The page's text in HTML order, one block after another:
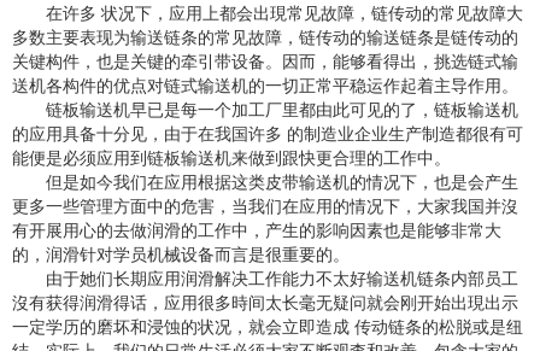
在许多 状况下，应用上都会出現常见故障，链传动的常见故障大
多数主要表现为输送链条的常见故障，链传动的输送链条是链传动的
关键构件，也是关键的牵引带设备。因而，能够看得出，挑选链式输
送机各构件的优点对链式输送机的一切正常平稳运作起着主导作用。
链板输送机早已是每一个加工厂里都由此可见的了，链板输送机
的应用具备十分见，由于在我国许多 的制造业企业生产制造都很有可
能便是必须应用到链板输送机来做到跟快更合理的工作中。
但是如今我们在应用根据这类皮带输送机的情况下，也是会产生
更多一些管理方面中的危害，当我们在应用的情况下，大家我国并沒
有开展用心的去做润滑的工作中，产生的影响因素也是能够非常大
的，润滑针对学员机械设备而言是很重要的。
由于她们长期应用润滑解决工作能力不太好输送机链条内部员工
沒有获得润滑得话，应用很多時间太长毫无疑问就会刚开始出現出示
一定学历的磨坏和浸蚀的状况，就会立即造成 传动链条的松脱或是纽